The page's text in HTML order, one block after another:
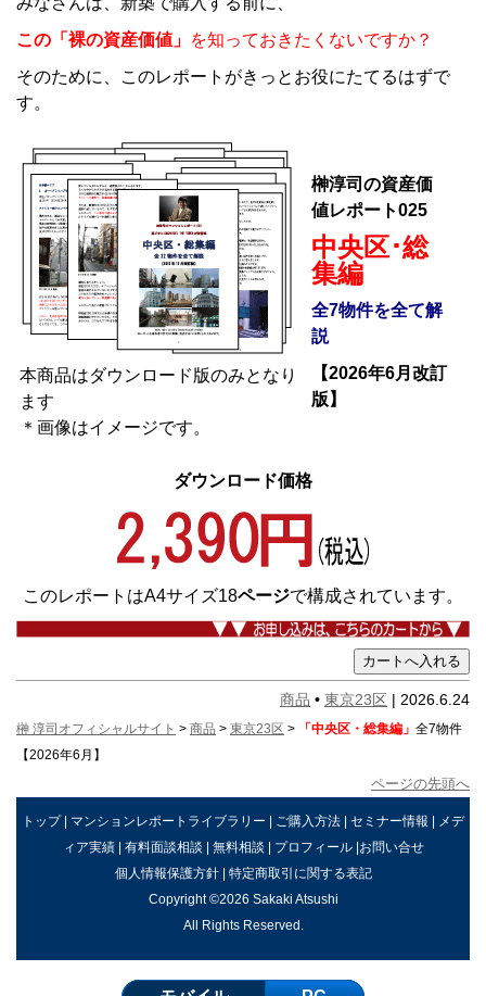
この「裸の資産価値」 を知っておきたくないですか？
そのために、このレポートがきっとお役にたてるはずで
す。
本商品はダウンロード版のみとなり
ます
＊画像はイメージです。
榊淳司の資産価
値レポート025
中央区･総
集編
全7物件を全て解
説
【2026年6月改訂
版】
ダウンロード価格
このレポートはA4サイズ18ページで構成されています。
商品 • 東京23区 | 2026.6.24
榊 淳司オフィシャルサイト > 商品 > 東京23区 > 「中央区・総集編」 全7物件
【2026年6月】
ページの先頭へ
トップ| マンションレポートライブラリー | ご購入方法 | セミナー情報 | メデ
ィア実績| 有料面談相談 | 無料相談 | プロフィール|お問い合せ
個人情報保護方針| 特定商取引に関する表記
Copyright ©2026 Sakaki Atsushi
All Rights Reserved.